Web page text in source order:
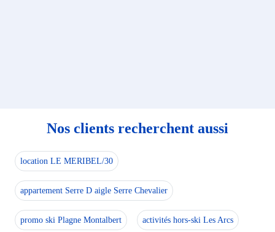
Nos clients recherchent aussi
location LE MERIBEL/30
appartement Serre D aigle Serre Chevalier
promo ski Plagne Montalbert activités hors-ski Les Arcs